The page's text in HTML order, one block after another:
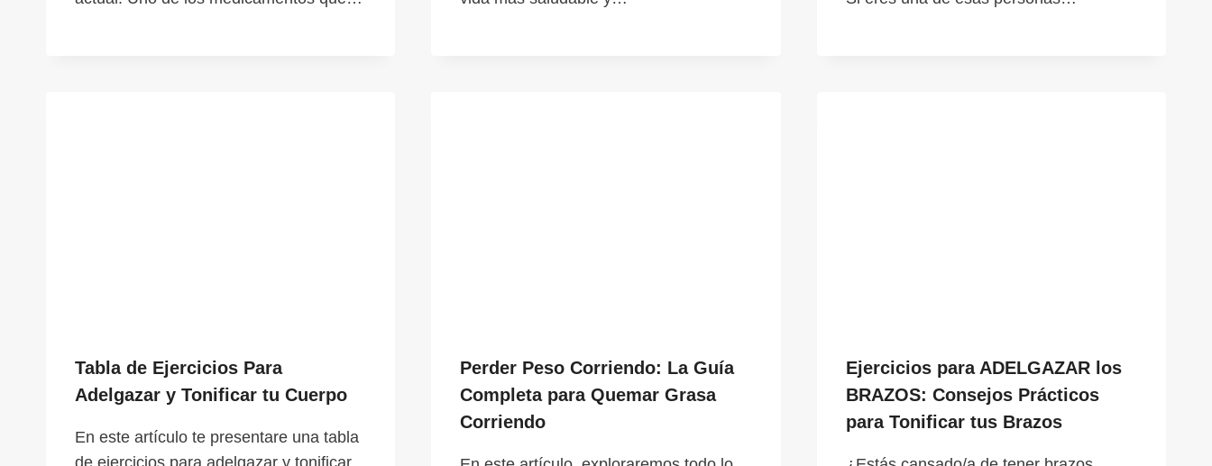
Tabla de Ejercicios Para
Adelgazar y Tonificar tu Cuerpo
En este artículo te presentare una tabla
de ejercicios para adelgazar y tonificar
Perder Peso Corriendo: La Guía
Completa para Quemar Grasa
Corriendo
Ejercicios para ADELGAZAR los
BRAZOS: Consejos Prácticos
para Tonificar tus Brazos